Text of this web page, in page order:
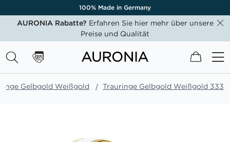
100% Made in Germany
AURONIA Rabatte? Erfahren Sie hier mehr über unsere
Preise und Qualität
Mein
Gelbgold Weißgold Trauringe Gelbgold Weißgold 333